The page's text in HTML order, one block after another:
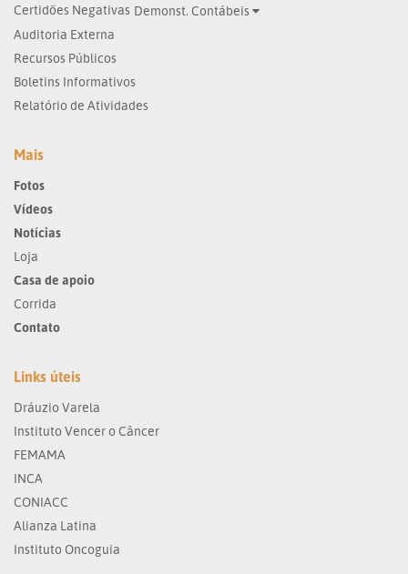
Certidões Negativas Demonst. Contábeis
Auditoria Externa
Recursos Públicos
Boletins Informativos
Relatório de Atividades
Mais
Fotos
Vídeos
Notícias
Loja
Casa de apoio
Corrida
Contato
Links úteis
Dráuzio Varela
Instituto Vencer o Câncer
FEMAMA
INCA
CONIACC
Alianza Latina
Instituto Oncoguia